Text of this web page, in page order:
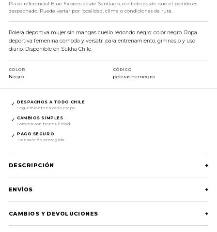
Plazo referencial Blue Express desde Santiago, contado desde que el pedido es
despachado. Puede variar por localidad, clima o condiciones de ruta.
Polera deportiva mujer sin mangas cuello redondo negro: color negro. Ropa
deportiva femenina cómoda y versátil para entrenamiento, gimnasio y uso
diario. Disponible en Sukha Chile.
COLOR
Negro
CÓDIGO
polerasmcrnegro
✓ DESPACHOS A TODO CHILE
Seguimiento en cada etapa.
✓ CAMBIOS SIMPLES
Compra con tranquilidad.
✓ PAGO SEGURO
Transacción protegida.
DESCRIPCIÓN +
ENVÍOS +
CAMBIOS Y DEVOLUCIONES +